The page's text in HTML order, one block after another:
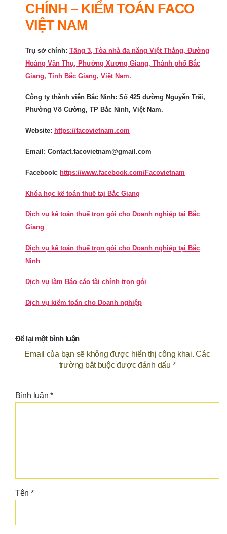
CHÍNH – KIỂM TOÁN FACO
VIỆT NAM
Trụ sở chính: Tầng 3, Tòa nhà đa năng Việt Thắng, Đường
Hoàng Văn Thụ, Phường Xương Giang, Thành phố Bắc
Giang, Tỉnh Bắc Giang, Việt Nam.
Công ty thành viên Bắc Ninh: Số 425 đường Nguyễn Trãi,
Phường Võ Cường, TP Bắc Ninh, Việt Nam.
Website: https://facovietnam.com
Email: Contact.facovietnam@gmail.com
Facebook: https://www.facebook.com/Facovietnam
Khóa học kế toán thuế tại Bắc Giang
Dịch vụ kế toán thuế trọn gói cho Doanh nghiệp tại Bắc
Giang
Dịch vụ kế toán thuế trọn gói cho Doanh nghiệp tại Bắc
Ninh
Dịch vụ làm Báo cáo tài chính trọn gói
Dịch vụ kiểm toán cho Doanh nghiệp
Để lại một bình luận
Email của bạn sẽ không được hiển thị công khai. Các
trường bắt buộc được đánh dấu *
Bình luận*
Tên *